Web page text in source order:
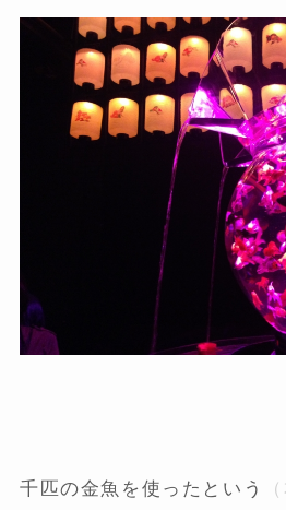
千匹の金魚を使ったという